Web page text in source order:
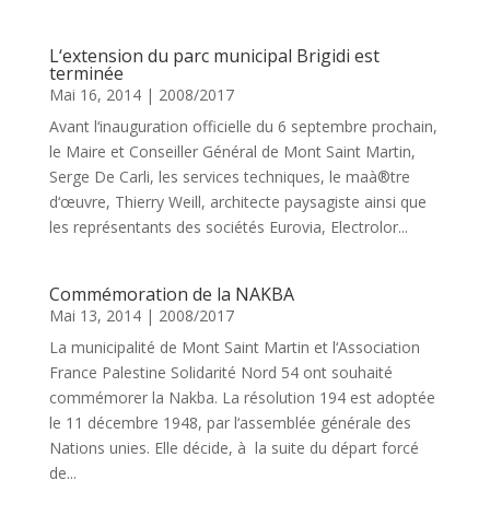
L‘extension du parc municipal Brigidi est
terminée
Mai 16, 2014| 2008/2017
Avant l‘inauguration officielle du 6 septembre prochain,
le Maire et Conseiller Général de Mont Saint Martin,
Serge De Carli, les services techniques, le maà®tre
d‘œuvre, Thierry Weill, architecte paysagiste ainsi que
les représentants des sociétés Eurovia, Electrolor...
Commémoration de la NAKBA
Mai 13, 2014| 2008/2017
La municipalité de Mont Saint Martin et l‘Association
France Palestine Solidarité Nord 54 ont souhaité
commémorer la Nakba. La résolution 194 est adoptée
le 11 décembre 1948, par l‘assemblée générale des
Nations unies. Elle décide, à la suite du départ forcé
de...